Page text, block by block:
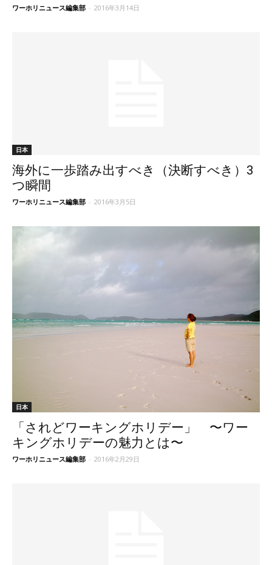
ワーホリニュース編集部 - 2016年3月14日
日本
海外に一歩踏み出すべき（決断すべき）3
つ瞬間
ワーホリニュース編集部 - 2016年3月5日
日本
「されどワーキングホリデー」 〜ワー
キングホリデーの魅力とは〜
ワーホリニュース編集部 - 2016年2月29日